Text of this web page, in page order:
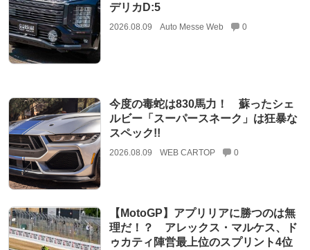
デリカD:5
2026.08.09 Auto Messe Web 0
今度の毒蛇は830馬力！ 蘇ったシェ
ルビー「スーパースネーク」は狂暴な
スペック!!
2026.08.09 WEB CARTOP 0
【MotoGP】アプリリアに勝つのは無
理だ！？ アレックス・マルケス、ド
ゥカティ陣営最上位のスプリント4位